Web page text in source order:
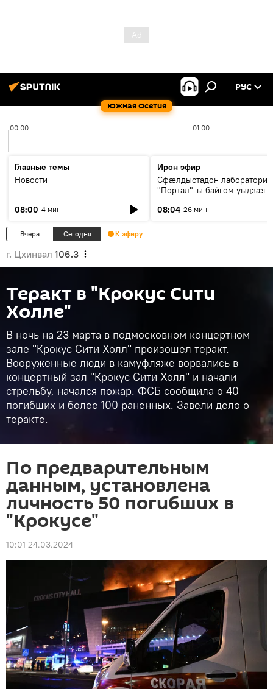
Южная Осетия
РУС
00:00 01:00
Главные темы
Новости
08:00 4 мин
Ирон эфир
Сфæлдыстадон лаборатори
"Портал"-ы байгом уыдзæн
Æхсары куыстыты равдыст
08:04 26 мин
Вчера Сегодня К эфиру
г. Цхинвал 106.3
Теракт в "Крокус Сити
Холле"
В ночь на 23 марта в подмосковном концертном
зале "Крокус Сити Холл" произошел теракт.
Вооруженные люди в камуфляже ворвались в
концертный зал "Крокус Сити Холл" и начали
стрельбу, начался пожар. ФСБ сообщила о 40
погибших и более 100 раненных. Завели дело о
теракте.
По предварительным
данным, установлена
личность 50 погибших в
"Крокусе"
10:01 24.03.2024